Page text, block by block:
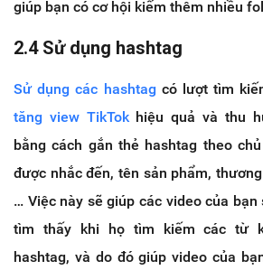
giúp bạn có cơ hội kiếm thêm nhiều
2.4 Sử dụng hashtag
Sử dụng các hashtag có lượt tìm
tăng view TikTokhiệu quả và thu
bằng cách gắn thẻ hashtag theo
được nhắc đến, tên sản phẩm,
… Việc này sẽ giúp các video của
tìm thấy khi họ tìm kiếm các từ
hashtag, và do đó giúp video của